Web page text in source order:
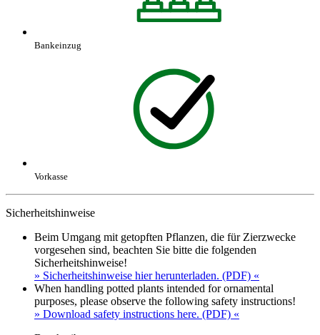
Bankeinzug
Vorkasse
Sicherheitshinweise
Beim Umgang mit getopften Pflanzen, die für Zierzwecke
vorgesehen sind, beachten Sie bitte die folgenden
Sicherheitshinweise!
» Sicherheitshinweise hier herunterladen. (PDF) «
When handling potted plants intended for ornamental
purposes, please observe the following safety instructions!
» Download safety instructions here. (PDF) «